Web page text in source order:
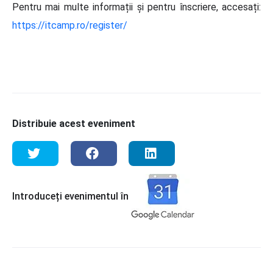
Pentru mai multe informații și pentru înscriere, accesați:
https://itcamp.ro/register/
Distribuie acest eveniment
Introduceți evenimentul în